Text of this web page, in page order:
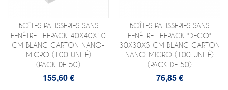
BOÎTES PATISSERIES SANS
FENÊTRE THEPACK 40X40X10
CM BLANC CARTON NANO-
MICRO (100 UNITÉ)
(PACK DE 50)
155,60 €
BOÎTES PATISSERIES SANS
FENÊTRE THEPACK "DECO"
30X30X5 CM BLANC CARTON
NANO-MICRO (100 UNITÉ)
(PACK DE 50)
76,85 €